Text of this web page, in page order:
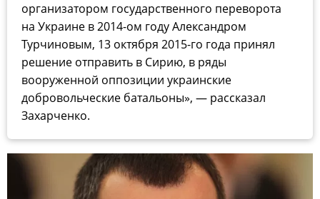
организатором государственного переворота
на Украине в 2014-ом году Александром
Турчиновым, 13 октября 2015-го года принял
решение отправить в Сирию, в ряды
вооруженной оппозиции украинские
добровольческие батальоны», — рассказал
Захарченко.